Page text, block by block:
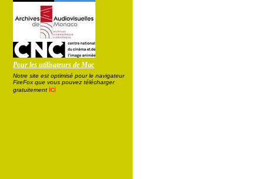
Pour les utilisateurs de Mac
Notre site est optimisé pour le navigateur
FireFox que vous pouvez télécharger
gratuitement ici